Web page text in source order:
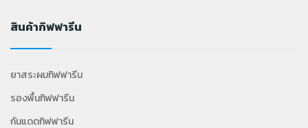
สินค้ากิฟฟารีน
ยาสระผมกิฟฟารีน
รองพื้นกิฟฟารีน
กันแดดกิฟฟารีน